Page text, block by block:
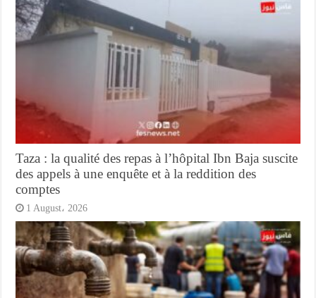
Taza : la qualité des repas à l’hôpital Ibn Baja suscite
des appels à une enquête et à la reddition des
comptes
1 August، 2026